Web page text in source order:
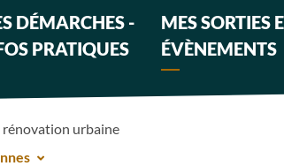
DÉMARCHES -
PRATIQUES
MES SORTIES
ÉVÈNEMENTS
rénovation urbaine